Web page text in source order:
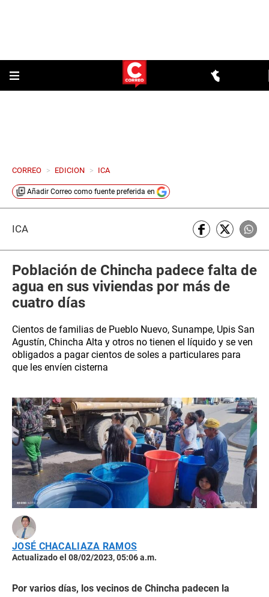
CORREO > EDICION > ICA
Añadir Correo como fuente preferida en
ICA
Población de Chincha padece falta de
agua en sus viviendas por más de
cuatro días
Cientos de familias de Pueblo Nuevo, Sunampe, Upis San
Agustín, Chincha Alta y otros no tienen el líquido y se ven
obligados a pagar cientos de soles a particulares para
que les envíen cisterna
JOSÉ CHACALIAZA RAMOS
Actualizado el 08/02/2023, 05:06 a.m.
Por varios días, los vecinos de Chincha padecen la